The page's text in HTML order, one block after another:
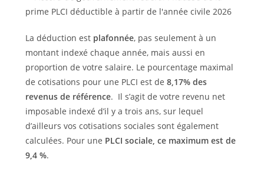
La déduction est plafonnée, pas seulement à un
montant indexé chaque année, mais aussi en
proportion de votre salaire. Le pourcentage maximal
de cotisations pour une PLCI est de 8,17% des
revenus de référence. Il s’agit de votre revenu net
imposable indexé d’il y a trois ans, sur lequel
d’ailleurs vos cotisations sociales sont également
calculées. Pour une PLCI sociale, ce maximum est de
9,4 %.